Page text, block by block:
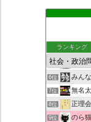
ランキング
もえ
死神タ
恥を
5位 ダリ
6位 みん
7位 無名
8位 正理
9位 のら